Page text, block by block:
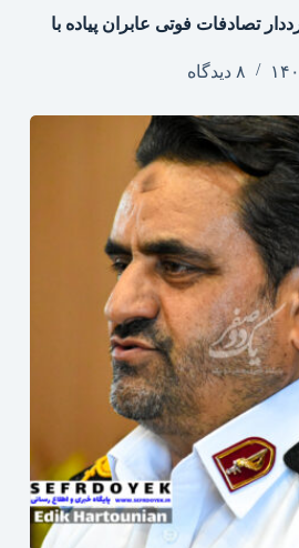
تصادفات فوتی عابران پیاده با
۸ دیدگاه